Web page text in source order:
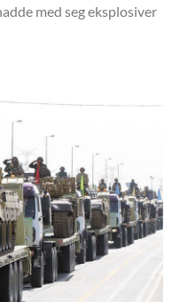
med seg eksplosiver